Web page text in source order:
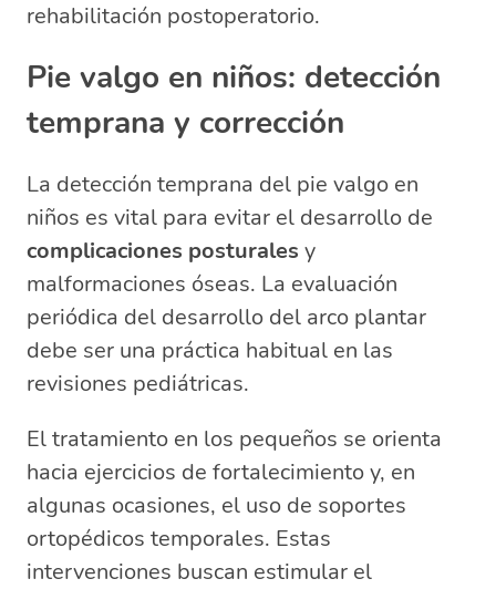
rehabilitación postoperatorio.
Pie valgo en niños: detección
temprana y corrección
La detección temprana del pie valgo en
niños es vital para evitar el desarrollo de
complicaciones posturales y
malformaciones óseas. La evaluación
periódica del desarrollo del arco plantar
debe ser una práctica habitual en las
revisiones pediátricas.
El tratamiento en los pequeños se orienta
hacia ejercicios de fortalecimiento y, en
algunas ocasiones, el uso de soportes
ortopédicos temporales. Estas
intervenciones buscan estimular el